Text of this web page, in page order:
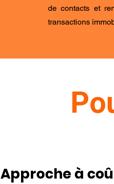
de contacts et
transactions
Approche à